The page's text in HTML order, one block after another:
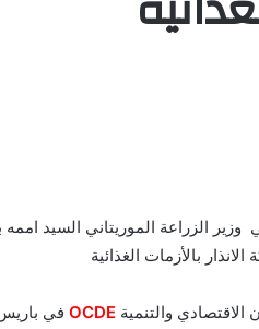
الزراعة الموريتاني السيد اممه
بالأزمات الغذائية
والتنمية OCDE في